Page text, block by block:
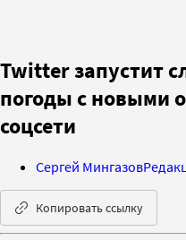
Twitter запустит
погоды с новыми
соцсети
Сергей Мингазов
Копировать ссылку